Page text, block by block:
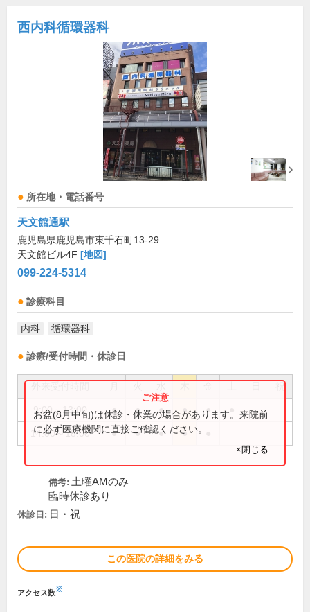
西内科循環器科
所在地・電話番号
天文館通駅
鹿児島県鹿児島市東千石町13-29
天文館ビル4F [地図]
099-224-5314
診療科目
内科 循環器科
診療/受付時間・休診日
祝
9:00～13:00 ● ● ● ● ●
14:00～18:00 ● ● ● ●
お盆(8月中旬)は休診・休業の場合があります。来院前
に必ず医療機関に直接ご確認ください。
×閉じる
備考: 土曜AMのみ
臨時休診あり
休診日: 日・祝
この医院の詳細をみる
アクセス数※